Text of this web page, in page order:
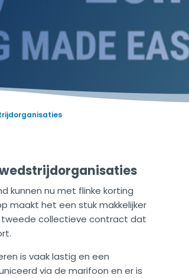
kunnen nu met flinke korting
maakt het een stuk makkelijker
tweede collectieve contract dat
is vaak lastig en een
via de marifoon en er is